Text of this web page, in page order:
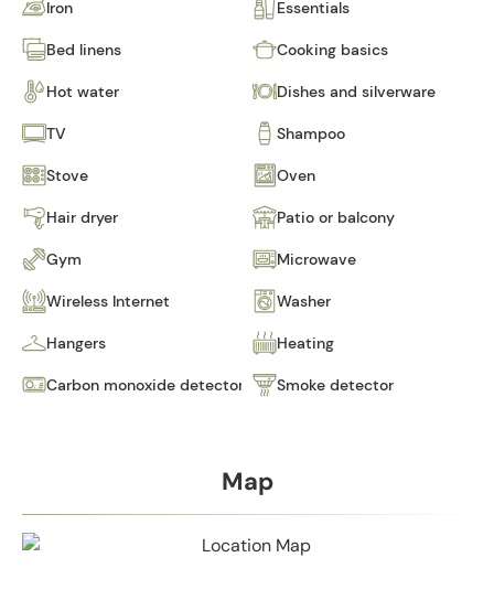
Iron Essentials
Bed linens Cooking basics
Hot water Dishes and silverware
TV Shampoo
Stove Oven
Hair dryer Patio or balcony
Gym Microwave
Wireless Internet Washer
Hangers Heating
Carbon monoxide detector Smoke detector
Map